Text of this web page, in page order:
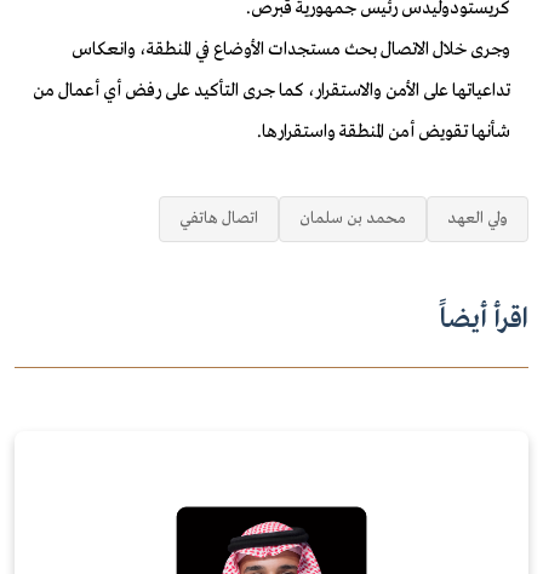
کريستودوليدس رئيس جمهورية قبرص.
وجرى خلال الاتصال بحث مستجدات الأوضاع في المنطقة، وانعكاس
تداعياتها على الأمن والاستقرار، كما جرى التأكيد على رفض أي أعمال من
شأنها تقويض أمن المنطقة واستقرارها.
ولي العهد محمد بن سلمان اتصال هاتفي
اقرأ أيضاً